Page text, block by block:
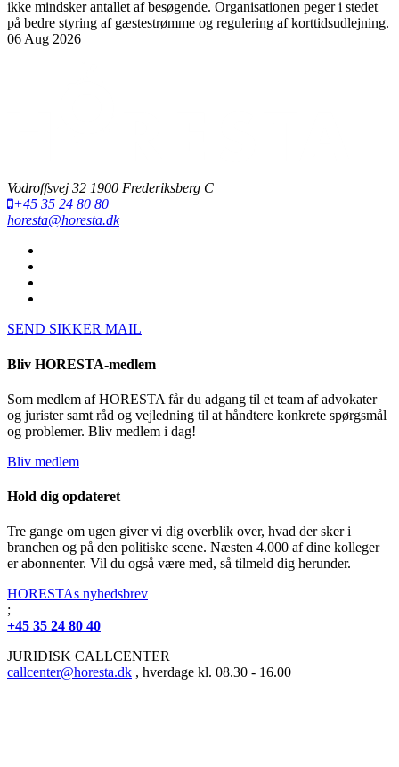
ikke mindsker antallet af besøgende. Organisationen peger i stedet
på bedre styring af gæstestrømme og regulering af korttidsudlejning.
06 Aug 2026
Vodroffsvej 32 1900 Frederiksberg C
+45 35 24 80 80
horesta@horesta.dk
SEND SIKKER MAIL
Bliv HORESTA-medlem
Som medlem af HORESTA får du adgang til et team af advokater
og jurister samt råd og vejledning til at håndtere konkrete spørgsmål
og problemer. Bliv medlem i dag!
Bliv medlem
Hold dig opdateret
Tre gange om ugen giver vi dig overblik over, hvad der sker i
branchen og på den politiske scene. Næsten 4.000 af dine kolleger
er abonnenter. Vil du også være med, så tilmeld dig herunder.
HORESTAs nyhedsbrev
;
+45 35 24 80 40
JURIDISK CALLCENTER
callcenter@horesta.dk , hverdage kl. 08.30 - 16.00